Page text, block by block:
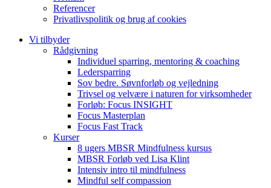
Referencer
Privatlivspolitik og brug af cookies
Vi tilbyder
Rådgivning
Individuel sparring, mentoring & coaching
Ledersparring
Sov bedre. Søvnforløb og vejledning
Trivsel og velvære i naturen for virksomheder
Forløb: Focus INSIGHT
Focus Masterplan
Focus Fast Track
Kurser
8 ugers MBSR Mindfulness kursus
MBSR Forløb ved Lisa Klint
Intensiv intro til mindfulness
Mindful self compassion